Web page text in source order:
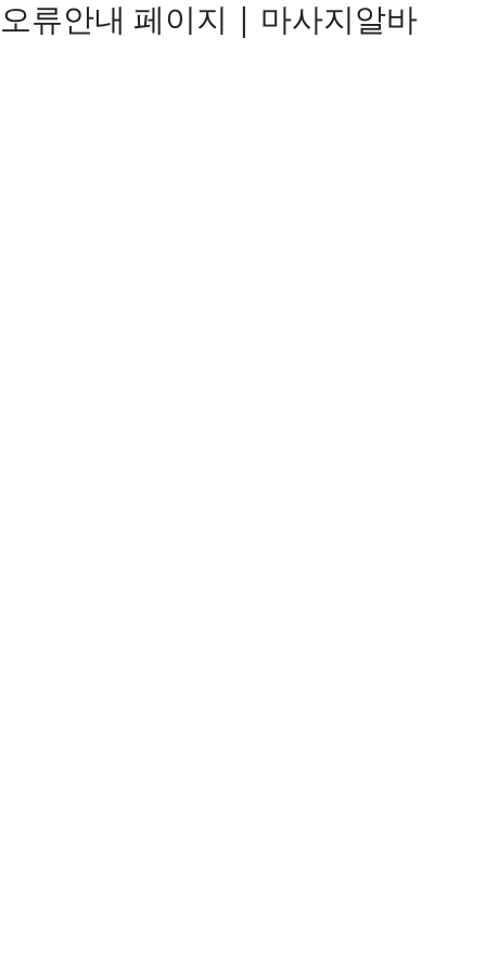
오류안내 페이지 | 마사지알바